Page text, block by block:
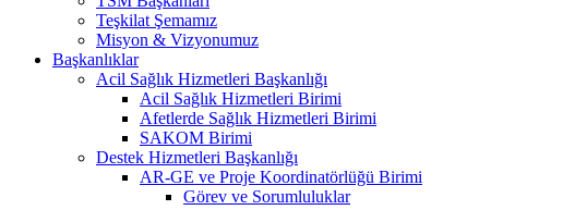
Teşkilat Şemamız
Misyon & Vizyonumuz
Başkanlıklar
Acil Sağlık Hizmetleri Başkanlığı
Acil Sağlık Hizmetleri Birimi
Afetlerde Sağlık Hizmetleri Birimi
SAKOM Birimi
Destek Hizmetleri Başkanlığı
AR-GE ve Proje Koordinatörlüğü Birimi
Görev ve Sorumluluklar